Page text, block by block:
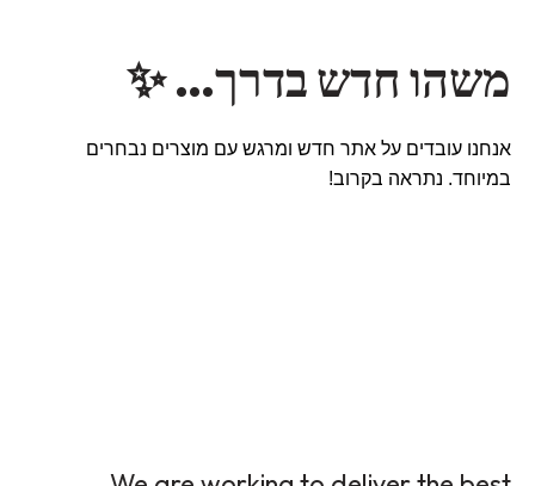
משהו חדש בדרך… ✨
אנחנו עובדים על אתר חדש ומרגש עם מוצרים נבחרים
במיוחד. נתראה בקרוב!